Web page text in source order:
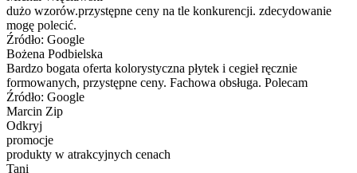
dużo wzorów.przystępne ceny na tle konkurencji. zdecydowanie
mogę polecić.
Źródło: Google
Bożena Podbielska
Bardzo bogata oferta kolorystyczna płytek i cegieł ręcznie
formowanych, przystępne ceny. Fachowa obsługa. Polecam
Źródło: Google
Marcin Zip
Odkryj
promocje
produkty w atrakcyjnych cenach
Tani